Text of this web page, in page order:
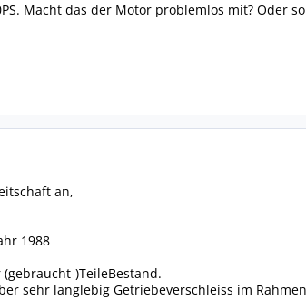
Macht das der Motor problemlos mit? Oder
an,
1988
)TeileBestand.
sehr langlebig Getriebeverschleiss im Rahmen